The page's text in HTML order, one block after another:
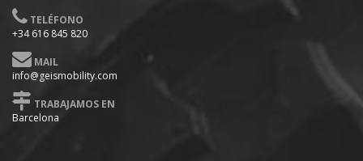
TELÉFONO
+34 616 845 820
MAIL
info@geismobility.com
TRABAJAMOS EN
Barcelona